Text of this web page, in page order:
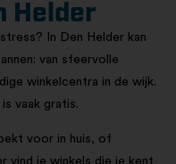
Helder
In Den Helder kan
van sfeervolle
winkelcentra in de wijk.
vaak gratis.
voor in huis, of